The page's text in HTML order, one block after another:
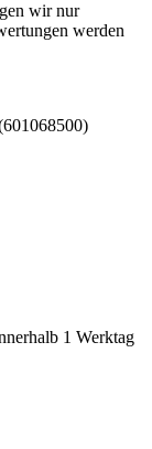
wir nur
werden
1 Werktag